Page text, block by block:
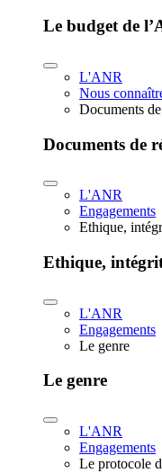
Le budget de
L'ANR
Nous
Documents
Documents de
L'ANR
Engagements
Ethique,
Ethique,
L'ANR
Engagements
Le genre
Le genre
L'ANR
Engagements
Le protocole